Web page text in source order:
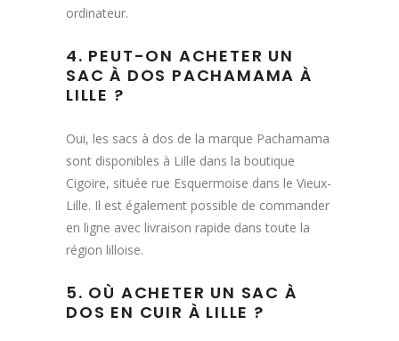
ordinateur.
4. PEUT-ON ACHETER UN
SAC À DOS PACHAMAMA À
LILLE ?
Oui, les sacs à dos de la marque Pachamama
sont disponibles à Lille dans la boutique
Cigoire, située rue Esquermoise dans le Vieux-
Lille. Il est également possible de commander
en ligne avec livraison rapide dans toute la
région lilloise.
5. OÙ ACHETER UN SAC À
DOS EN CUIR À LILLE ?